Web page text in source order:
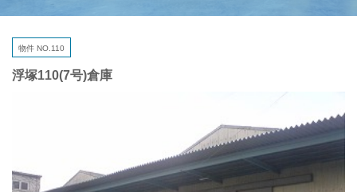
物件 NO.110
浮塚110(7号)倉庫